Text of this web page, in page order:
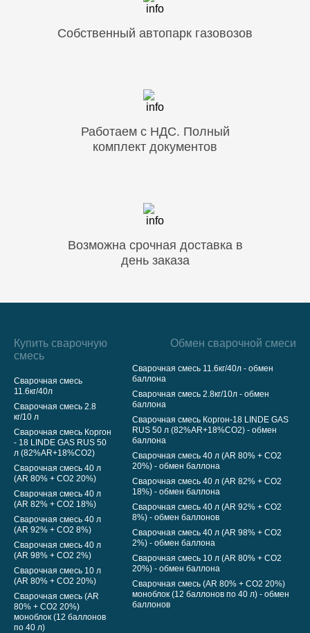
Собственный автопарк газовозов
Работаем с НДС. Полный
комплект документов
Возможна срочная доставка в
день заказа
Купить сварочную
смесь
Сварочная смесь
11.6кг/40л
Сварочная смесь 2.8
кг/10 л
Сварочная смесь Коргон
- 18 LINDE GAS RUS 50
л (82%AR+18%CO2)
Сварочная смесь 40 л
(AR 80% + CO2 20%)
Сварочная смесь 40 л
(AR 82% + CO2 18%)
Сварочная смесь 40 л
(AR 92% + CO2 8%)
Сварочная смесь 40 л
(AR 98% + CO2 2%)
Сварочная смесь 10 л
(AR 80% + CO2 20%)
Сварочная смесь (AR
80% + CO2 20%)
моноблок (12 баллонов
по 40 л)
Обмен сварочной смеси
Сварочная смесь 11.6кг/40л - обмен
баллона
Сварочная смесь 2.8кг/10л - обмен
баллона
Сварочная смесь Коргон-18 LINDE GAS
RUS 50 л (82%AR+18%CO2) - обмен
баллона
Сварочная смесь 40 л (AR 80% + CO2
20%) - обмен баллона
Сварочная смесь 40 л (AR 82% + CO2
18%) - обмен баллона
Сварочная смесь 40 л (AR 92% + CO2
8%) - обмен баллонов
Сварочная смесь 40 л (AR 98% + CO2
2%) - обмен баллона
Сварочная смесь 10 л (AR 80% + CO2
20%) - обмен баллона
Сварочная смесь (AR 80% + CO2 20%)
моноблок (12 баллонов по 40 л) - обмен
баллонов